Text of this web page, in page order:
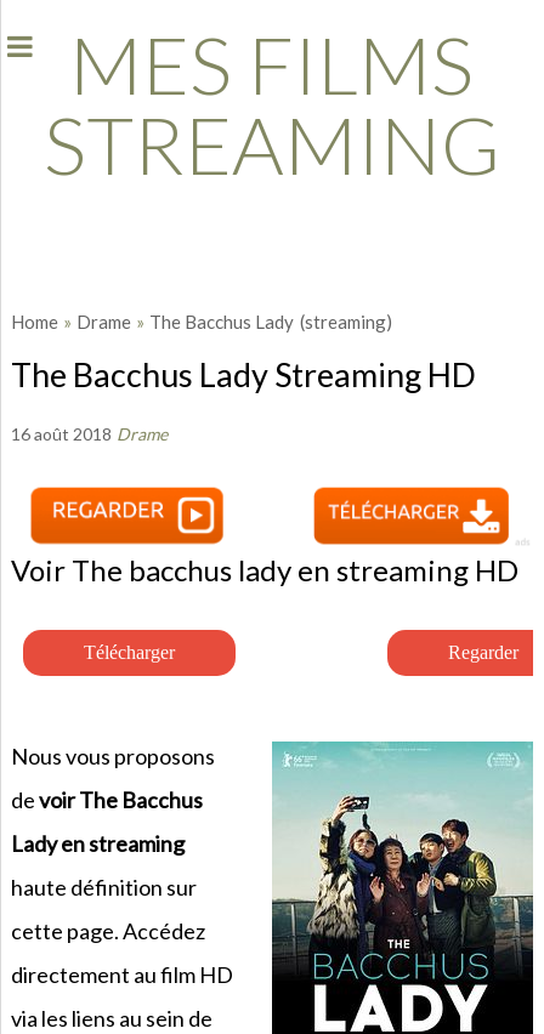
MES FILMS
STREAMING
Home » Drame » The Bacchus Lady (streaming)
The Bacchus Lady Streaming HD
16 août 2018 Drame
Voir The bacchus lady en streaming HD
Nous vous proposons
devoir The Bacchus
Lady en streaming
haute définition sur
cette page. Accédez
directement au film HD
via les liens au sein de